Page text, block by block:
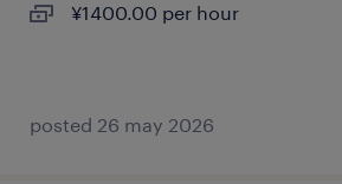
¥1400.00 per hour
posted 26 may 2026